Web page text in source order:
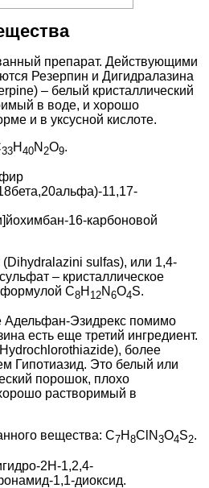
препарат. Действующими
Резерпин и Дигидралазина
– белый кристаллический
в воде, и хорошо
и в уксусной кислоте.
33H 40N 2O9.
11,17-
16-карбоновой
sulfas), или 1,4-
– кристаллическое
C8H 12N 6O4S.
Адельфан-Эзидрекс помимо
есть еще третий ингредиент.
более
Гипотиазид. Это белый или
порошок, плохо
растворимый в
вещества: C7H 8ClN 3O4S2.
2Н-1,2,4-
1,1-диоксид.